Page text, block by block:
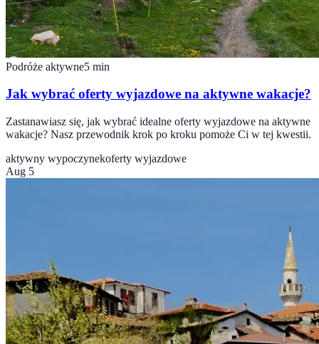
Podróże aktywne5 min
Jak wybrać oferty wyjazdowe na aktywne wakacje?
Zastanawiasz się, jak wybrać idealne oferty wyjazdowe na aktywne
wakacje? Nasz przewodnik krok po kroku pomoże Ci w tej kwestii.
aktywny wypoczynekoferty wyjazdowe
Aug 5